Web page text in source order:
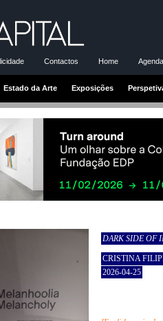
Contactos Home
Estado da Arte Exposições
DARK SIDE OF
CRISTINA
2026-04-25